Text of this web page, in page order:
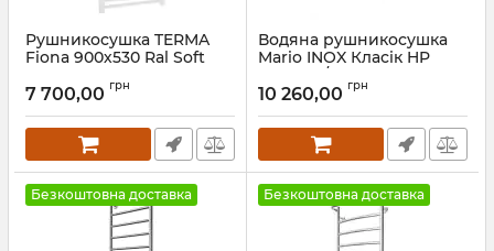
Рушникосушка TERMA
Fiona 900х530 Ral Soft
Артикул:WGFIN090053KS96SX
7 700,00 грн
Водяна рушникосушка
Mario INOX Класік HP
570х430/400 золото
Артикул:1.8.044569.P-G
10 260,00 грн
Безкоштовна доставка Безкоштовна доставка